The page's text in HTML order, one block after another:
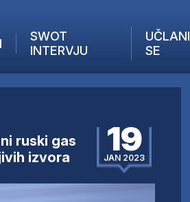
SWOT
INTERVJU
UČLANI
SE
ruski gas
izvora
19
JAN 2023